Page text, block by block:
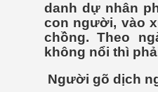
danh dự nhân
con người, vào
chồng. Theo
không nổi thì
Người gõ dịch